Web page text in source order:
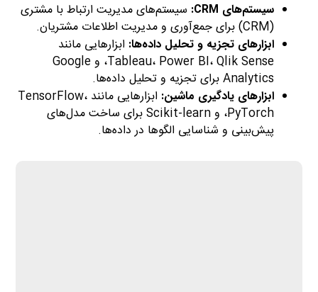
سیستم‌های CRM:
سیستم‌های مدیریت ارتباط با مشتری
(CRM) برای جمع‌آوری و مدیریت اطلاعات مشتریان.
ابزارهای تجزیه و تحلیل داده‌ها: ابزارهایی مانند
Tableau، Power BI، Qlik Sense، و Google
Analytics برای تجزیه و تحلیل داده‌ها.
ابزارهای یادگیری ماشین:
ابزارهایی مانند TensorFlow،
PyTorch، و Scikit-learn برای ساخت مدل‌های
پیش‌بینی و شناسایی الگوها در داده‌ها.